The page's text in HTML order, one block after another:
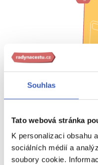
Souhlas
Tato webová stránka
K personalizaci obsahu
sociálních médií a
soubory cookie.
Zavazadlo v ceně
rozměry jsou včetně
Zavazadlo v ceně